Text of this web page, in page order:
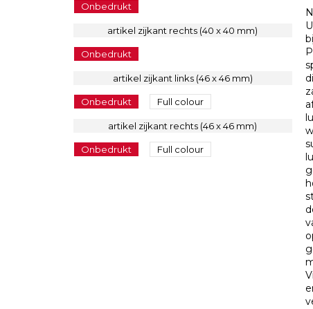
Onbedrukt
artikel zijkant rechts (40 x 40 mm)
Onbedrukt
artikel zijkant links (46 x 46 mm)
Onbedrukt Full colour
artikel zijkant rechts (46 x 46 mm)
Onbedrukt Full colour